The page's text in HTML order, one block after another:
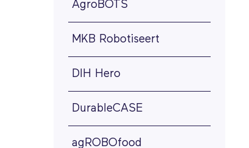
AgroBOTS
MKB Robotiseert
DIH Hero
DurableCASE
agROBOfood